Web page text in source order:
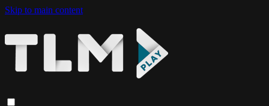
Skip to main content